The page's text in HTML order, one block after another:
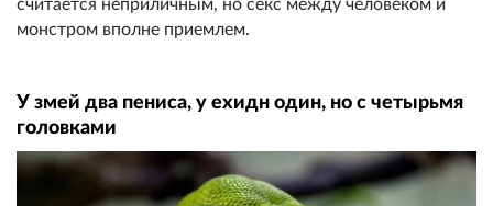
считается неприличным, но секс между человеком и
монстром вполне приемлем.
У змей два пениса, у ехидн один, но с четырьмя
головками